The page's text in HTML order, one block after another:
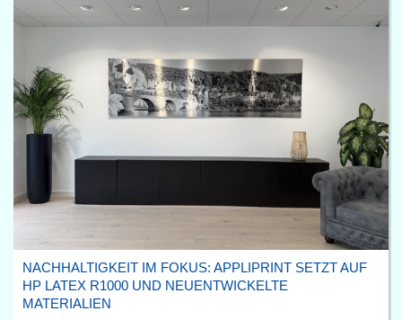
NACHHALTIGKEIT IM FOKUS: APPLIPRINT SETZT AUF
HP LATEX R1000 UND NEUENTWICKELTE
MATERIALIEN